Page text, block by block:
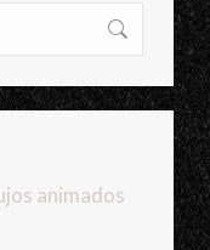
animados